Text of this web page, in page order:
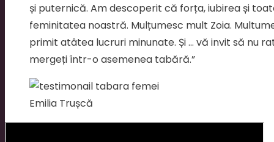
și puternică. Am descoperit că forța, iubirea și
feminitatea noastră. Mulțumesc mult Zoia.
primit atâtea lucruri minunate. Și … vă invit să nu
mergeți într-o asemenea tabără.”
Emilia Trușcă